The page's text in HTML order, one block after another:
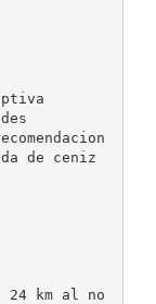
de ceniz
km al no